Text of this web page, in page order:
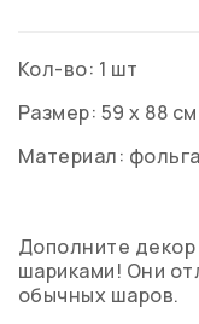
Кол-во: 1 шт
Размер: 59 х 88 см
Материал: фольга
Дополните
шариками! Они
обычных шаров.